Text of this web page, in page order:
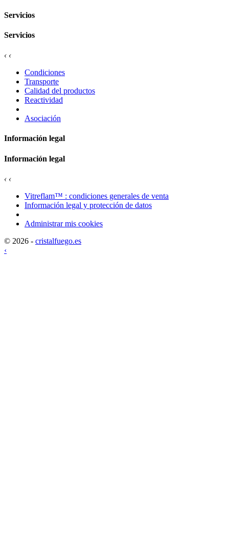
Servicios
Servicios
‹ ‹
Condiciones
Transporte
Calidad del productos
Reactividad
Asociación
Información legal
Información legal
‹ ‹
Vitreflam™ : condiciones generales de venta
Información legal y protección de datos
Administrar mis cookies
© 2026 - cristalfuego.es
‹